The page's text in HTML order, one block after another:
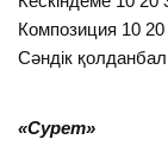
Композиция 10 20
Сәндік
«Сурет»